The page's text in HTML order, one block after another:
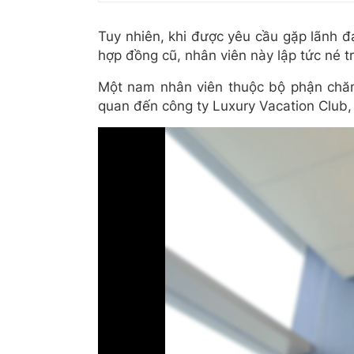
n
Tuy nhiên, khi được yêu cầu gặp lãnh
hợp đồng cũ, nhân viên này lập tức né
Một nam nhân viên thuộc bộ phận
quan đến công ty Luxury Vacation